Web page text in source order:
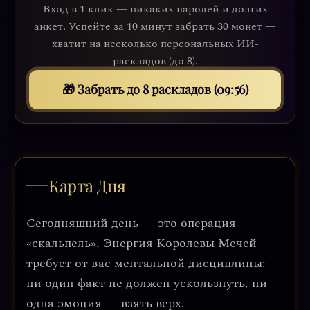
Вход в 1 клик — никаких паролей и долгих
анкет. Успейте за 10 минут забрать 30 монет —
хватит на несколько персональных ИИ-
раскладов (до 8).
🎁 Забрать до 8 раскладов (09:53)
Карта Дня
Сегодняшний день — это операция
«скальпель». Энергия Королевы Мечей
требует от вас ментальной дисциплины:
ни один факт не должен ускользнуть, ни
одна эмоция — взять верх.